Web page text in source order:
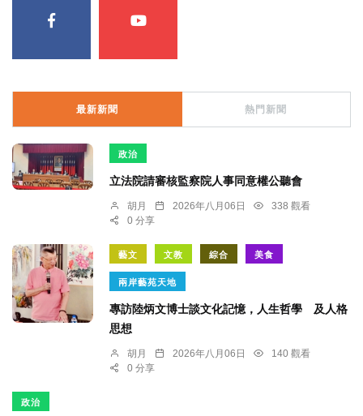
最新新聞 熱門新聞
政治
立法院請審核監察院人事同意權公聽會
胡月 2026年八月06日
338 觀看
0 分享
藝文 文教 綜合 美食
兩岸藝苑天地
專訪陸炳文博士談文化記憶，人生哲學 及人格
思想
胡月 2026年八月06日
140 觀看
0 分享
政治